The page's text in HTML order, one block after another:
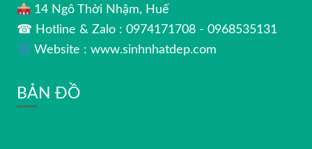
14 Ngô Thời Nhậm, Huế
☎ Hotline & Zalo : 0974171708 - 0968535131
Website : www.sinhnhatdep.com
BẢN ĐỒ